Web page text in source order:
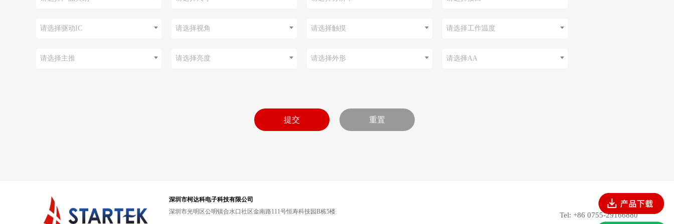
请选择驱动IC 请选择视角 请选择触摸 请选择工作温度
请选择主推 请选择亮度 请选择外形 请选择AA
深圳市柯达科电子科技有限公司
深圳市光明区公明镇合水口社区金南路111号恒寿科技园B栋5楼
Tel: +86 0755-29166880